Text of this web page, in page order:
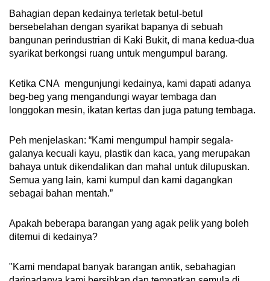
Bahagian depan kedainya terletak betul-betul
bersebelahan dengan syarikat bapanya di sebuah
bangunan perindustrian di Kaki Bukit, di mana kedua-dua
syarikat berkongsi ruang untuk mengumpul barang.
Ketika CNA mengunjungi kedainya, kami dapati adanya
beg-beg yang mengandungi wayar tembaga dan
longgokan mesin, ikatan kertas dan juga patung tembaga.
Peh menjelaskan: “Kami mengumpul hampir segala-
galanya kecuali kayu, plastik dan kaca, yang merupakan
bahaya untuk dikendalikan dan mahal untuk dilupuskan.
Semua yang lain, kami kumpul dan kami dagangkan
sebagai bahan mentah.”
Apakah beberapa barangan yang agak pelik yang boleh
ditemui di kedainya?
"Kami mendapat banyak barangan antik, sebahagian